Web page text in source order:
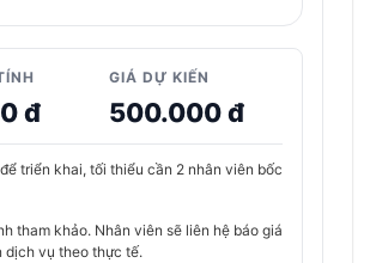
đ
GIÁ DỰ KIẾN
500.000 đ
triển khai, tối thiểu cần 2 nhân viên bốc
tham khảo. Nhân viên sẽ liên hệ báo giá
dịch vụ theo thực tế.